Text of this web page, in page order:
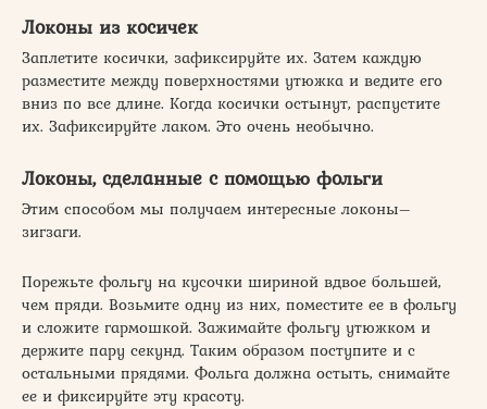
Локоны из косичек
Заплетите косички, зафиксируйте их. Затем каждую
разместите между поверхностями утюжка и ведите его
вниз по все длине. Когда косички остынут, распустите
их. Зафиксируйте лаком. Это очень необычно.
Локоны, сделанные с помощью фольги
Этим способом мы получаем интересные локоны–
зигзаги.
Порежьте фольгу на кусочки шириной вдвое большей,
чем пряди. Возьмите одну из них, поместите ее в фольгу
и сложите гармошкой. Зажимайте фольгу утюжком и
держите пару секунд. Таким образом поступите и с
остальными прядями. Фольга должна остыть, снимайте
ее и фиксируйте эту красоту.